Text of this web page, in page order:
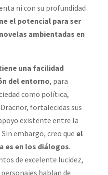
ni con su profundidad
el potencial para ser
ambientadas en
una facilidad
del entorno, para
como política,
fortalecidas sus
existente entre la
embargo, creo que el
es en los diálogos.
de excelente lucidez,
hablan de